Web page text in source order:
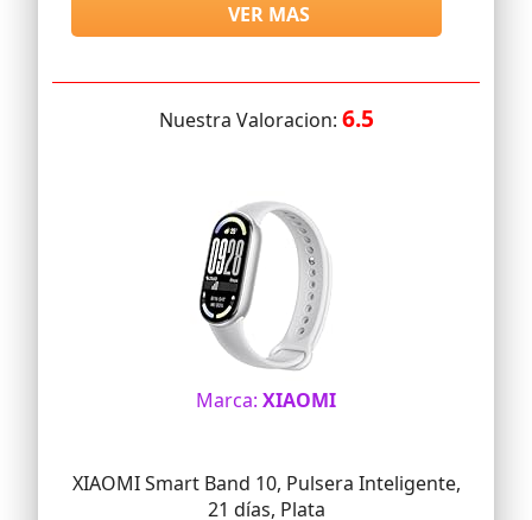
VER MAS
Nuestra Valoracion: 6.5
Marca: XIAOMI
XIAOMI Smart Band 10, Pulsera Inteligente,
21 días, Plata